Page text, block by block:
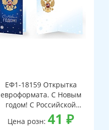
ЕФ1-18159 Открытка
евроформата. С Новым
годом! С Российской
символикой. Без текста
(серебряная фольга)
Цена розн:41₽